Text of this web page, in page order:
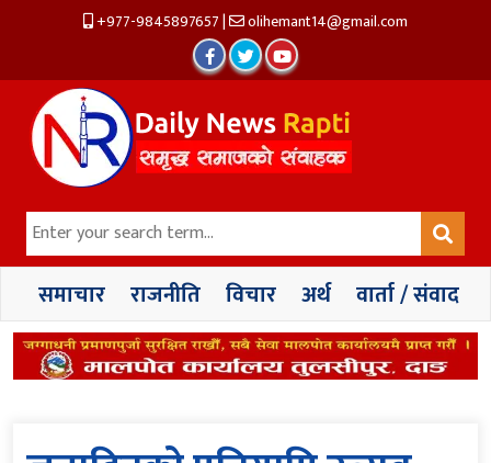
+977-9845897657| olihemant14@gmail.com
समाचार राजनीति विचार अर्थ वार्ता / संवाद